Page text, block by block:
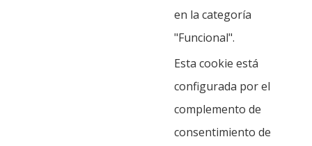
en la categoría
"Funcional".
Esta cookie está
configurada por el
complemento de
consentimiento de